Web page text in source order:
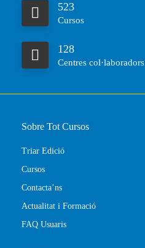
523
Cursos
128
Centres col·laboradors
Sobre Tot Cursos
Triar Edició
Cursos
Contacta’ns
Actualitat i Formació
FAQ Usuaris